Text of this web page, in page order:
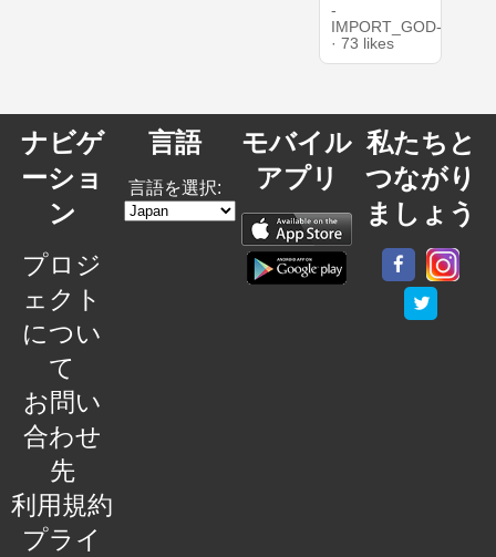
-
IMPORT_GOD-
· 73 likes
ナビゲ
ーショ
ン
プロジ
ェクト
につい
て
お問い
合わせ
先
利用規約
プライ
言語
言語を選択:
モバイル
アプリ
私たちと
つながり
ましょう